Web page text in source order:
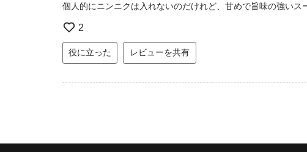
個人的にニンニクは入れないのだけれど、甘めで旨味の強い
2
役に立った レビューを共有